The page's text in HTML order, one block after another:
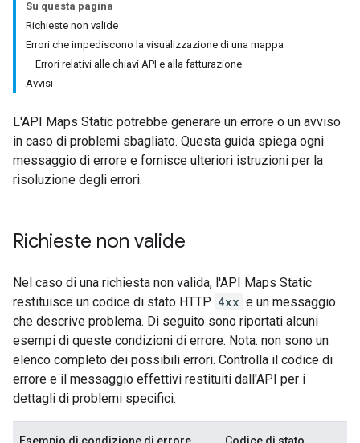
Su questa pagina
Richieste non valide
Errori che impediscono la visualizzazione di una mappa
Errori relativi alle chiavi API e alla fatturazione
Avvisi
L'API Maps Static potrebbe generare un errore o un avviso
in caso di problemi sbagliato. Questa guida spiega ogni
messaggio di errore e fornisce ulteriori istruzioni per la
risoluzione degli errori.
Richieste non valide
Nel caso di una richiesta non valida, l'API Maps Static
restituisce un codice di stato HTTP 4xx e un messaggio
che descrive problema. Di seguito sono riportati alcuni
esempi di queste condizioni di errore. Nota: non sono un
elenco completo dei possibili errori. Controlla il codice di
errore e il messaggio effettivi restituiti dall'API per i
dettagli di problemi specifici.